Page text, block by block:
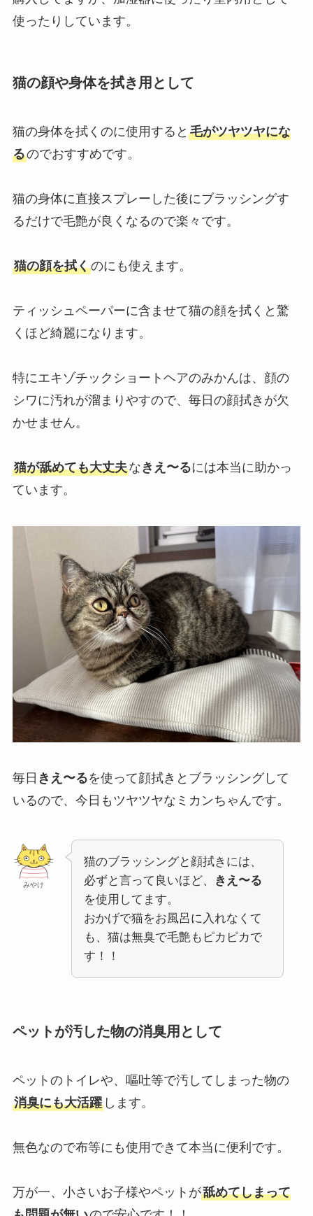
使ったりしています。
猫の顔や身体を拭き用として
猫の身体を拭くのに使用すると 毛がツヤツヤにな
るのでおすすめです。
猫の身体に直接スプレーした後にブラッシングす
るだけで毛艶が良くなるので楽々です。
猫の顔を拭くのにも使えます。
ティッシュペーパーに含ませて猫の顔を拭くと驚
くほど綺麗になります。
特にエキゾチックショートヘアのみかんは、顔の
シワに汚れが溜まりやすので、毎日の顔拭きが欠
かせません。
猫が舐めても大丈夫なきえ〜るには本当に助かっ
ています。
毎日 きえ〜るを使って顔拭きとブラッシングして
いるので、今日もツヤツヤなミカンちゃんです。
みやけ
猫のブラッシングと顔拭きには、
必ずと言って良いほど、
きえ〜る
を使用してます。
おかげで猫をお風呂に入れなくて
も、猫は無臭で毛艶もピカピカで
す！！
ペットが汚した物の消臭用として
ペットのトイレや、嘔吐等で汚してしまった物の
消臭にも大活躍します。
無色なので布等にも使用できて本当に便利です。
万が一、小さいお子様やペットが舐めてしまって